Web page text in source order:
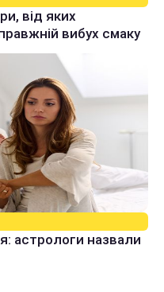
від яких
вибух смаку
астрологи назвали